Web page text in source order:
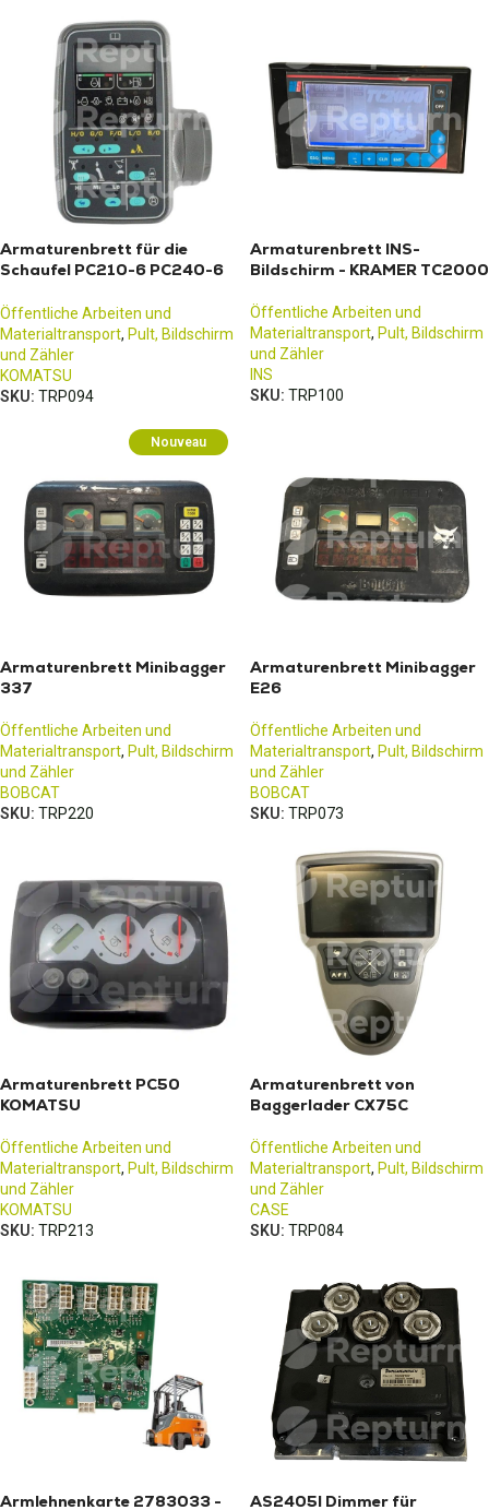
Armaturenbrett für die
Schaufel PC210-6 PC240-6
Öffentliche Arbeiten und
Materialtransport, Pult, Bildschirm
und Zähler
KOMATSU
SKU: TRP094
Armaturenbrett INS-
Bildschirm - KRAMER TC2000
Öffentliche Arbeiten und
Materialtransport, Pult, Bildschirm
und Zähler
INS
SKU: TRP100
Nouveau
Armaturenbrett Minibagger
337
Öffentliche Arbeiten und
Materialtransport, Pult, Bildschirm
und Zähler
BOBCAT
SKU: TRP220
Armaturenbrett Minibagger
E26
Öffentliche Arbeiten und
Materialtransport, Pult, Bildschirm
und Zähler
BOBCAT
SKU: TRP073
Armaturenbrett PC50
KOMATSU
Öffentliche Arbeiten und
Materialtransport, Pult, Bildschirm
und Zähler
KOMATSU
SKU: TRP213
Armaturenbrett von
Baggerlader CX75C
Öffentliche Arbeiten und
Materialtransport, Pult, Bildschirm
und Zähler
CASE
SKU: TRP084
Armlehnenkarte 2783033 - AS2405I Dimmer für